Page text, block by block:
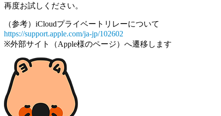
再度お試しください。
（参考）iCloudプライベートリレーについて
https://support.apple.com/ja-jp/102602
※外部サイト（Apple様のページ）へ遷移します